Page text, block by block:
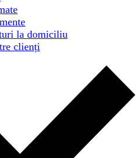
la domiciliu
clienți